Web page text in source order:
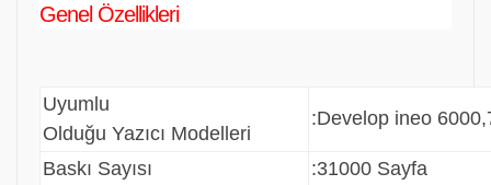
Genel Özellikleri
Uyumlu
Olduğu Yazıcı Modelleri
:Develop ineo
Baskı Sayısı
:31000 Sayfa